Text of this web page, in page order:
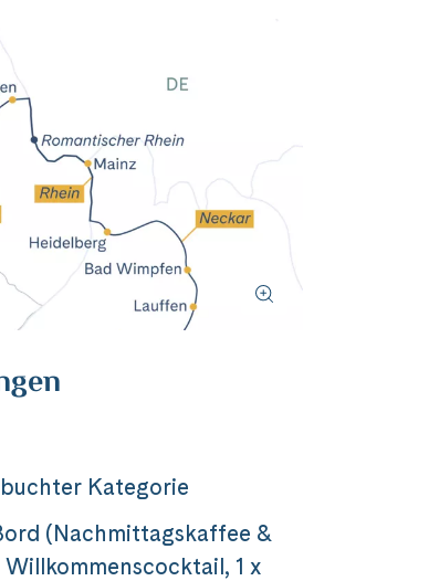
Kategorie
(Nachmittagskaffee &
1 x